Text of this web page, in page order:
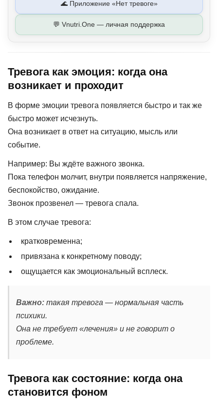
🌊 Приложение «Нет тревоге»
💬 Vnutri.One — личная поддержка
Тревога как эмоция: когда она
возникает и проходит
В форме эмоции тревога появляется быстро и так же
быстро может исчезнуть.
Она возникает в ответ на ситуацию, мысль или
событие.
Например: Вы ждёте важного звонка.
Пока телефон молчит, внутри появляется напряжение,
беспокойство, ожидание.
Звонок прозвенел — тревога спала.
В этом случае тревога:
кратковременна;
привязана к конкретному поводу;
ощущается как эмоциональный всплеск.
Важно: такая тревога — нормальная часть
психики.
Она не требует «лечения» и не говорит о
проблеме.
Тревога как состояние: когда она
становится фоном